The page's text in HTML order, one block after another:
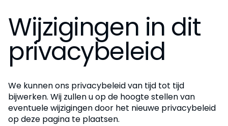
Wijzigingen in dit
privacybeleid
We kunnen ons privacybeleid van tijd tot tijd
bijwerken. Wij zullen u op de hoogte stellen van
eventuele wijzigingen door het nieuwe privacybeleid
op deze pagina te plaatsen.